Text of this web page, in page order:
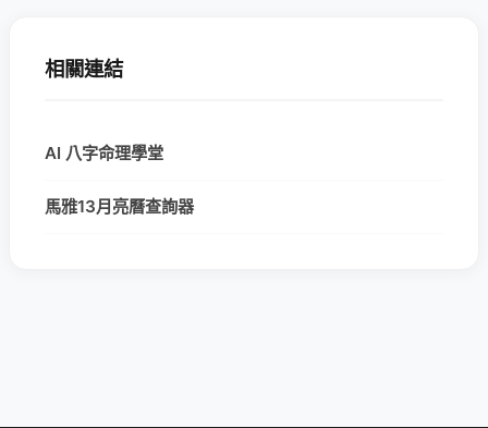
相關連結
AI 八字命理學堂
馬雅13月亮曆查詢器